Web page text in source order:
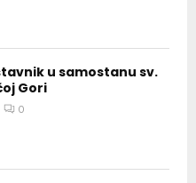
u samostanu sv.
Gori
0